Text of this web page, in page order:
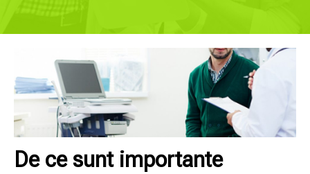
De ce sunt importante